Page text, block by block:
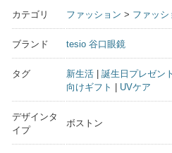
カテゴリ ファッション > ファッシ
ブランド tesio 谷口眼鏡
タグ 新生活 | 誕生日プレゼント
向けギフト | UVケア
デザインタ
イプ
ボストン